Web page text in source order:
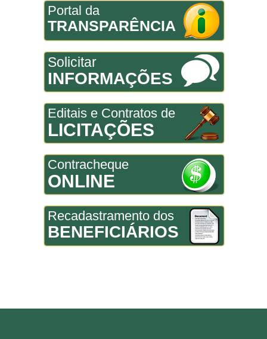
Portal da
TRANSPARÊNCIA
Solicitar
INFORMAÇÕES
Editais e Contratos de
LICITAÇÕES
Contracheque
ONLINE
Recadastramento dos
BENEFICIÁRIOS